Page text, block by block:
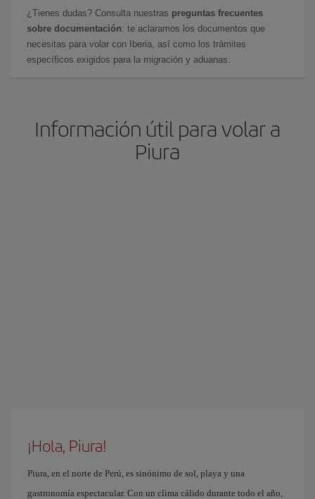
¿Tienes dudas? Consulta nuestras preguntas frecuentes
sobre documentación: te aclaramos los documentos que
necesitas para volar con Iberia, así como los trámites
específicos exigidos para la migración y aduanas.
Información útil para volar a
Piura
¡Hola, Piura!
Piura, en el norte de Perú, es sinónimo de sol, playa y una
gastronomía espectacular. Con un clima cálido durante todo el año,